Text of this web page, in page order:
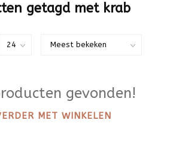
getagd met krab
gevonden!
MET WINKELEN